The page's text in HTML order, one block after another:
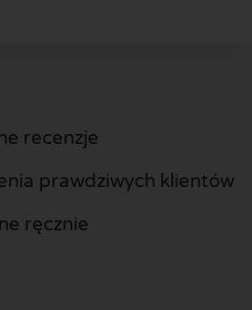
recenzje
prawdziwych klientów
ręcznie